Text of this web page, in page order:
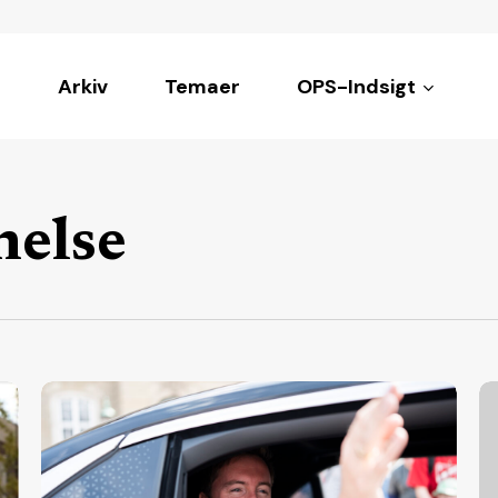
Arkiv Temaer OPS-Indsigt
Profit-
kritiker
bliver
minister